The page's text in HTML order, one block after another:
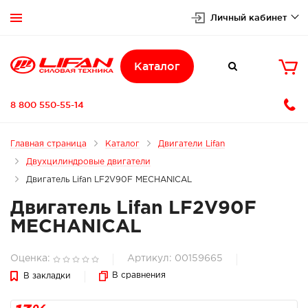
 Личный кабинет
Каталог  
8 800 550-55-14
Главная страница Каталог Двигатели Lifan
Двухцилиндровые двигатели
Двигатель Lifan LF2V90F MECHANICAL
Двигатель Lifan LF2V90F
MECHANICAL
Оценка: Артикул: 00159665
В закладки В сравнения